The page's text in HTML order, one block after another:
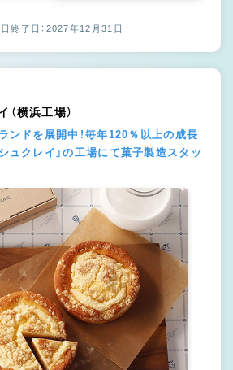
終了日：2027年12月31日
横浜工場）
ンドを展開中！毎年120％以上の成長
ュクレイ」の工場にて菓子製造スタッ